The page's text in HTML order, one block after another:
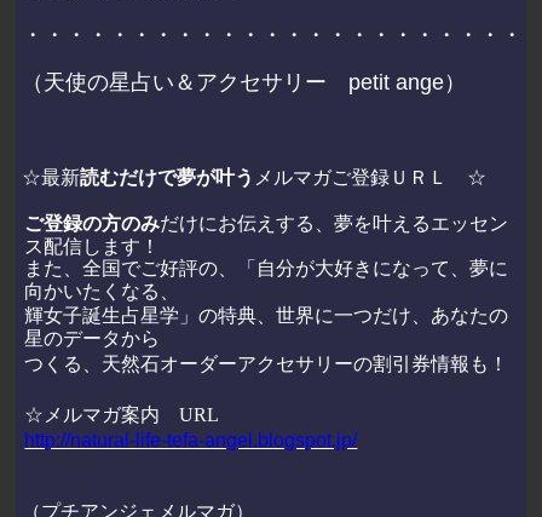
・・・・・・・・・・・・・・・・・・・・・・
（天使の星占い＆アクセサリー petit ange）
☆最新読むだけで夢が叶う メルマガご登録ＵＲＬ ☆
ご登録の方のみだけにお伝えする、夢を叶えるエッセン
ス配信します！
また、全国でご好評の、「自分が大好きになって、夢に
向かいたくなる、
輝女子誕生占星学」の特典、世界に一つだけ、あなたの
星のデータから
つくる、天然石オーダーアクセサリーの割引券情報も！
☆メルマガ案内URL
http://natural-life-tefa-angel.blogspot.jp/
（プチアンジェメルマガ）